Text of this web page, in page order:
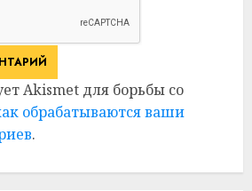
Akismet для борьбы со
обрабатываются ваши
.